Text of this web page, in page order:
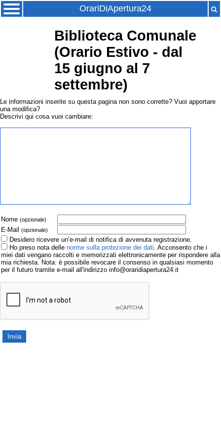
OrariDiApertura24
Biblioteca Comunale
(Orario Estivo - dal
15 giugno al 7
settembre)
Le informazioni inserite su questa pagina non sono corrette? Vuoi apportare
una modifica?
Descrivi qui cosa vuoi cambiare:
Nome (opzionale)
E-Mail (opzionale)
Desidero ricevere un’e-mail di notifica di avvenuta registrazione.
Ho preso nota delle norme sulla protezione dei dati. Acconsento che i
miei dati vengano raccolti e memorizzati elettronicamente per rispondere alla
mia richiesta. Nota: è possibile revocare il consenso in qualsiasi momento
per il futuro tramite e-mail all'indirizzo info@oraridiapertura24.it